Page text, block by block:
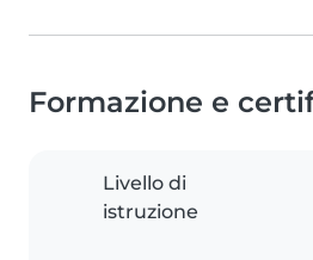
Formazione e
Livello di
istruzione